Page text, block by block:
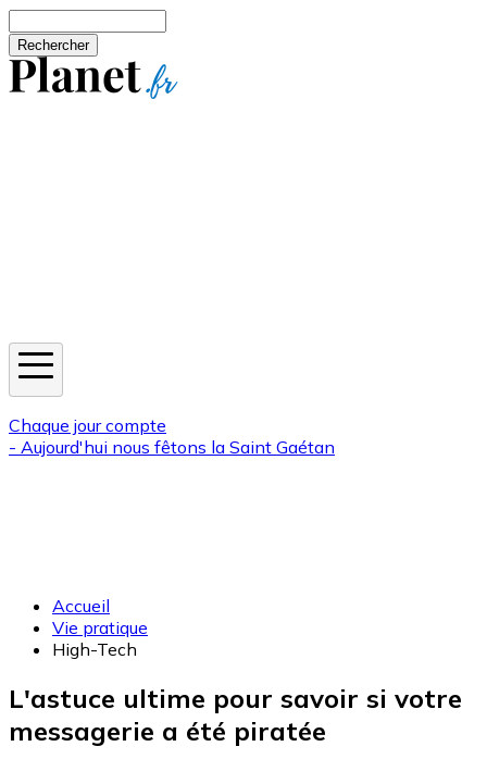
Chaque jour compte
- Aujourd'hui nous fêtons la Saint Gaétan
Accueil
Vie pratique
High-Tech
L'astuce ultime pour savoir si votre
messagerie a été piratée